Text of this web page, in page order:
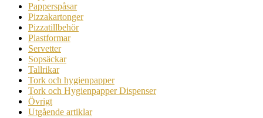
Papperspåsar
Pizzakartonger
Pizzatillbehör
Plastformar
Servetter
Sopsäckar
Tallrikar
Tork och hygienpapper
Tork och Hygienpapper Dispenser
Övrigt
Utgående artiklar